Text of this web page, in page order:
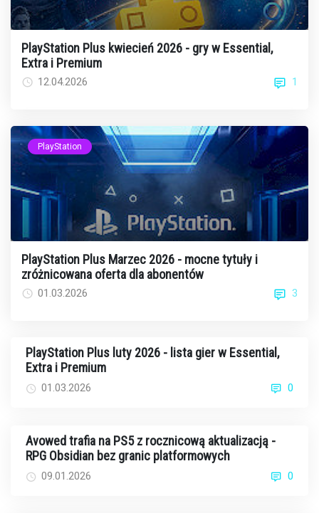
PlayStation Plus kwiecień 2026 - gry w Essential,
Extra i Premium
12.04.2026 1
PlayStation
PlayStation Plus Marzec 2026 - mocne tytuły i
zróżnicowana oferta dla abonentów
01.03.2026 3
PlayStation Plus luty 2026 - lista gier w Essential,
Extra i Premium
01.03.2026 0
Avowed trafia na PS5 z rocznicową aktualizacją -
RPG Obsidian bez granic platformowych
09.01.2026 0